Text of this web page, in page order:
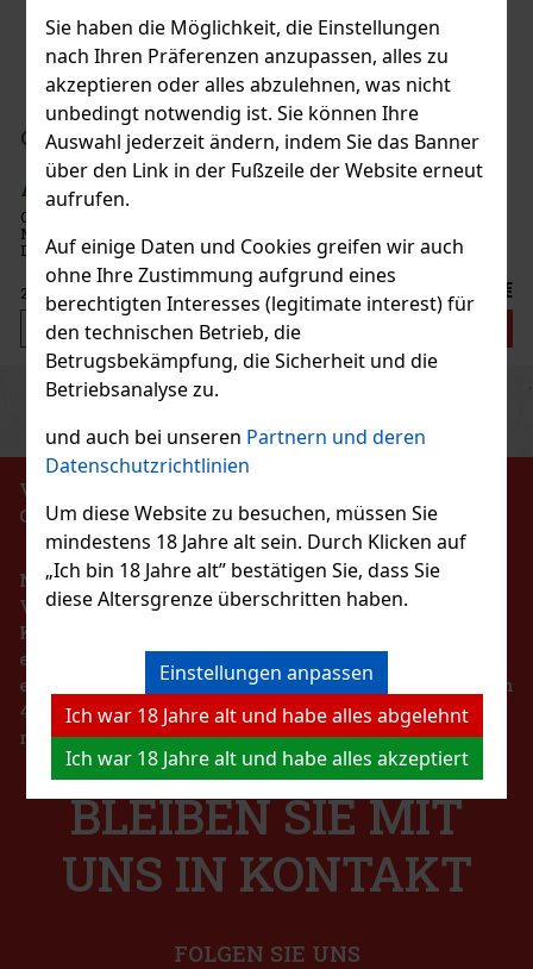
Sie haben die Möglichkeit, die Einstellungen
nach Ihren Präferenzen anzupassen, alles zu
akzeptieren oder alles abzulehnen, was nicht
unbedingt notwendig ist. Sie können Ihre
Auswahl jederzeit ändern, indem Sie das Banner
über den Link in der Fußzeile der Website erneut
aufrufen.
Auf einige Daten und Cookies greifen wir auch
ohne Ihre Zustimmung aufgrund eines
berechtigten Interesses (legitimate interest) für
den technischen Betrieb, die
Betrugsbekämpfung, die Sicherheit und die
Betriebsanalyse zu.
und auch bei unseren Partnern und deren
Datenschutzrichtlinien
Um diese Website zu besuchen, müssen Sie
mindestens 18 Jahre alt sein. Durch Klicken auf
„Ich bin 18 Jahre alt” bestätigen Sie, dass Sie
diese Altersgrenze überschritten haben.
Einstellungen anpassen
Ich war 18 Jahre alt und habe alles abgelehnt
Ich war 18 Jahre alt und habe alles akzeptiert
VERBOT DES VERKAUFS VON ALKOHOLISCHEN
GETRÄNKEN AN PERSONEN UNTER 18 JAHREN !!!
Nach dem Gesetz über die Registrierung von
Verkäufen ist der Verkäufer verpflichtet, dem
Käufer eine Quittung auszustellen. Gleichzeitig ist
er verpflichtet, die erhaltenen Einnahmen im Falle
eines technischen Ausfalls spätestens innerhalb von
48 Stunden online beim Steuerverwalter zu
registrieren.
BLEIBEN SIE MIT
UNS IN KONTAKT
FOLGEN SIE UNS